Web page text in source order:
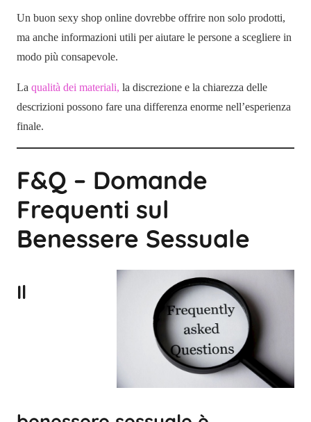
Un buon sexy shop online dovrebbe offrire non solo prodotti,
ma anche informazioni utili per aiutare le persone a scegliere in
modo più consapevole.
La qualità dei materiali, la discrezione e la chiarezza delle
descrizioni possono fare una differenza enorme nell’esperienza
finale.
F&Q – Domande
Frequenti sul
Benessere Sessuale
Il